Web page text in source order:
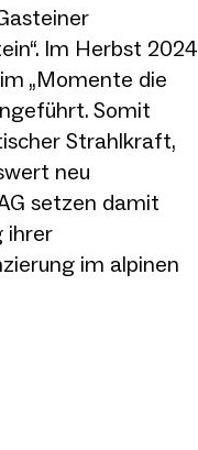
Im Herbst 2024
„Momente die
Somit
Strahlkraft,
neu
setzen damit
ihrer
im alpinen